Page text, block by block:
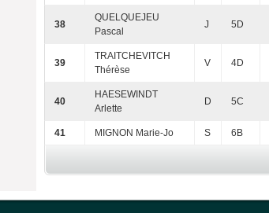
38
QUELQUEJEU
Pascal
J 5D
39
TRAITCHEVITCH
Thérèse
V 4D
40
HAESEWINDT
Arlette
D 5C
41 MIGNON Marie-Jo S 6B